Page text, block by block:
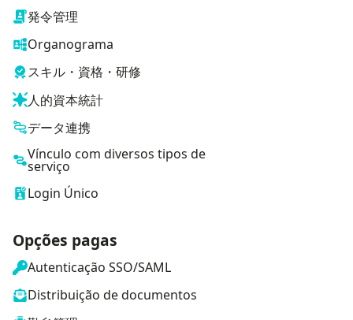
発令管理
Organograma
スキル・資格・研修
人的資本統計
データ連携
Vínculo com diversos tipos de
serviço
Login Único
Opções pagas
Autenticação SSO/SAML
Distribuição de documentos